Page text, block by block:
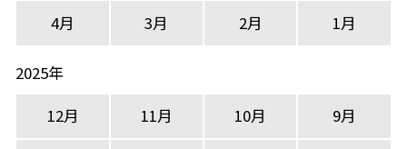
4月 3月 2月 1月
2025年
12月
11月 10月 9月